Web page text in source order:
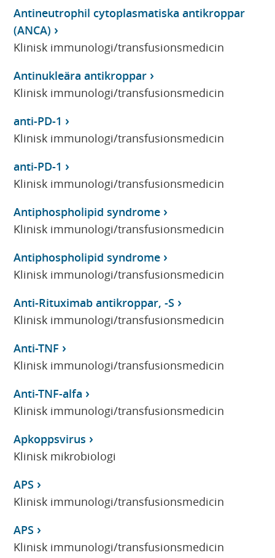
Antineutrophil cytoplasmatiska antikroppar
(ANCA)
Klinisk immunologi/transfusionsmedicin
Antinukleära antikroppar
Klinisk immunologi/transfusionsmedicin
anti-PD-1
Klinisk immunologi/transfusionsmedicin
anti-PD-1
Klinisk immunologi/transfusionsmedicin
Antiphospholipid syndrome
Klinisk immunologi/transfusionsmedicin
Antiphospholipid syndrome
Klinisk immunologi/transfusionsmedicin
Anti-Rituximab antikroppar, -S
Klinisk immunologi/transfusionsmedicin
Anti-TNF
Klinisk immunologi/transfusionsmedicin
Anti-TNF-alfa
Klinisk immunologi/transfusionsmedicin
Apkoppsvirus
Klinisk mikrobiologi
APS
Klinisk immunologi/transfusionsmedicin
APS
Klinisk immunologi/transfusionsmedicin